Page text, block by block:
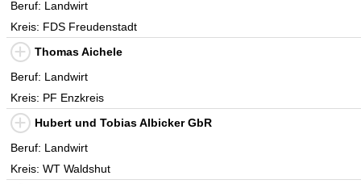
Beruf: Landwirt
Kreis: FDS Freudenstadt
Thomas Aichele
Beruf: Landwirt
Kreis: PF Enzkreis
Hubert und Tobias Albicker GbR
Beruf: Landwirt
Kreis: WT Waldshut